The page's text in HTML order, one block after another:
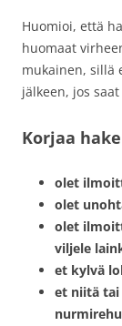
Huomioi, että
huomaat
mukainen, sillä
jälkeen, jos
Korjaa
olet
olet
olet
viljele
et kylvä
et niitä tai